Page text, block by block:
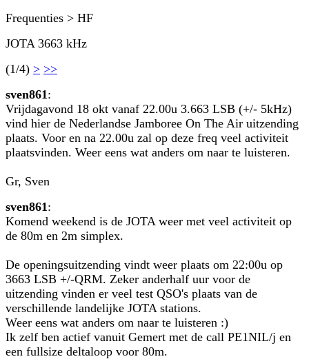
Frequenties > HF
JOTA 3663 kHz
(1/4) > >>
sven861:
Vrijdagavond 18 okt vanaf 22.00u 3.663 LSB (+/- 5kHz)
vind hier de Nederlandse Jamboree On The Air uitzending
plaats. Voor en na 22.00u zal op deze freq veel activiteit
plaatsvinden. Weer eens wat anders om naar te luisteren.
Gr, Sven
sven861:
Komend weekend is de JOTA weer met veel activiteit op
de 80m en 2m simplex.
De openingsuitzending vindt weer plaats om 22:00u op
3663 LSB +/-QRM. Zeker anderhalf uur voor de
uitzending vinden er veel test QSO's plaats van de
verschillende landelijke JOTA stations.
Weer eens wat anders om naar te luisteren :)
Ik zelf ben actief vanuit Gemert met de call PE1NIL/j en
een fullsize deltaloop voor 80m.